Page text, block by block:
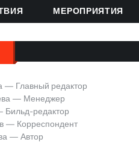
МЕРОПРИЯТИЯ
— Главный редактор
— Менеджер
редактор
— Корреспондент
— Автор